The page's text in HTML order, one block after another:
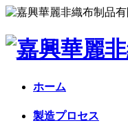
ホーム
製造プロセス